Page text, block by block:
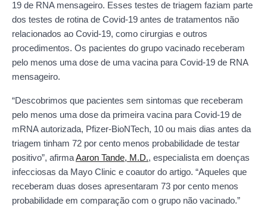
19 de RNA mensageiro. Esses testes de triagem faziam parte
dos testes de rotina de Covid-19 antes de tratamentos não
relacionados ao Covid-19, como cirurgias e outros
procedimentos. Os pacientes do grupo vacinado receberam
pelo menos uma dose de uma vacina para Covid-19 de RNA
mensageiro.
“Descobrimos que pacientes sem sintomas que receberam
pelo menos uma dose da primeira vacina para Covid-19 de
mRNA autorizada, Pfizer-BioNTech, 10 ou mais dias antes da
triagem tinham 72 por cento menos probabilidade de testar
positivo”, afirmaAaron Tande, M.D., especialista em doenças
infecciosas da Mayo Clinic e coautor do artigo. “Aqueles que
receberam duas doses apresentaram 73 por cento menos
probabilidade em comparação com o grupo não vacinado.”